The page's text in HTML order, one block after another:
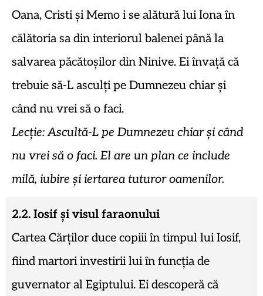
Oana, Cristi și Memo i se alătură lui Iona în
călătoria sa din interiorul balenei până la
salvarea păcătoșilor din Ninive. Ei învață că
trebuie să-L asculți pe Dumnezeu chiar și
când nu vrei să o faci.
Lecție: Ascultă-L pe Dumnezeu chiar și când
nu vrei să o faci. El are un plan ce include
milă, iubire și iertarea tuturor oamenilor.
2.2. Iosif și visul faraonului
Cartea Cărților duce copiii în timpul lui Iosif,
fiind martori investirii lui în funcția de
guvernator al Egiptului. Ei descoperă că